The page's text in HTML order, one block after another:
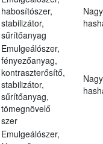
habosítószer,
stabilizátor,
sűrítőanyag
Emulgeálószer,
fényezőanyag,
kontraszterősítő,
stabilizátor,
sűrítőanyag,
tömegnövelő
szer
Emulgeálószer,